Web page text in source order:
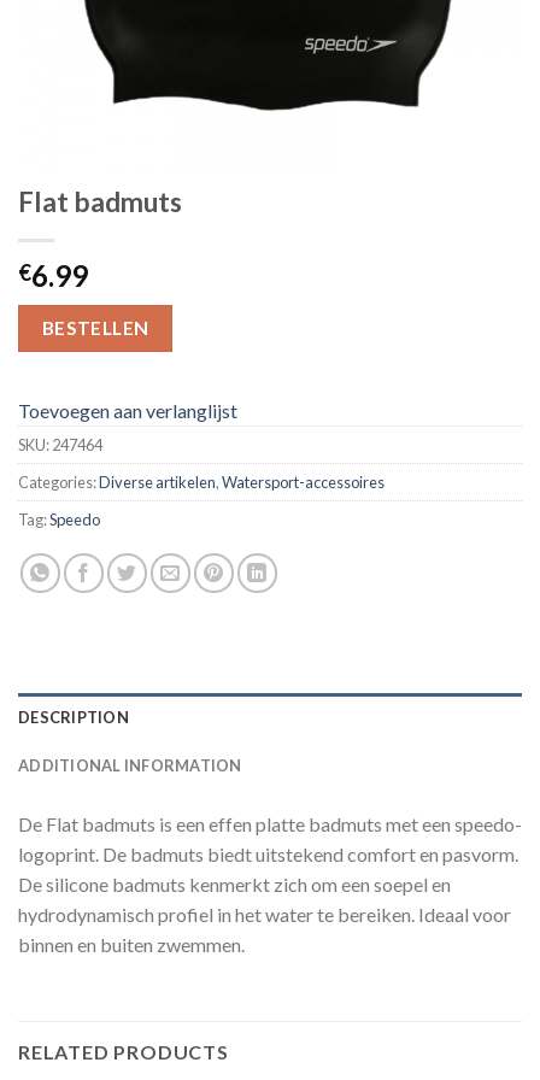
Flat badmuts
€6.99
BESTELLEN
Toevoegen aan verlanglijst
SKU:247464
Categories:Diverse artikelen,Watersport-accessoires
Tag:Speedo
DESCRIPTION
ADDITIONAL INFORMATION
De Flat badmuts is een effen platte badmuts met een speedo-
logoprint. De badmuts biedt uitstekend comfort en pasvorm.
De silicone badmuts kenmerkt zich om een soepel en
hydrodynamisch profiel in het water te bereiken. Ideaal voor
binnen en buiten zwemmen.
RELATED PRODUCTS